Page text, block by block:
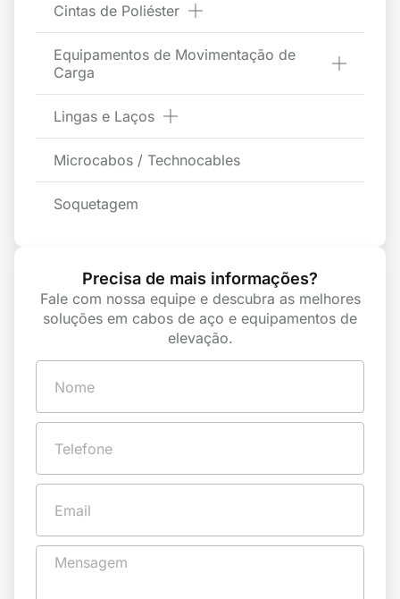
Cintas de Poliéster
Equipamentos de Movimentação de
Carga
Lingas e Laços
Microcabos / Technocables
Soquetagem
Precisa de mais informações?
Fale com nossa equipe e descubra as melhores
soluções em cabos de aço e equipamentos de
elevação.